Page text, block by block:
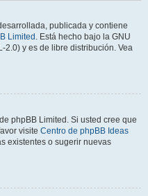
publicada y contiene
Limited . Está hecho bajo la GNU
2.0) y es de libre distribución. Vea
phpBB Limited. Si usted cree que
visite Centro de phpBB Ideas
existentes o sugerir nuevas